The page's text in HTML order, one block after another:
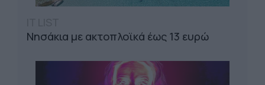
Νησάκια με ακτοπλοϊκά έως 13 ευρώ